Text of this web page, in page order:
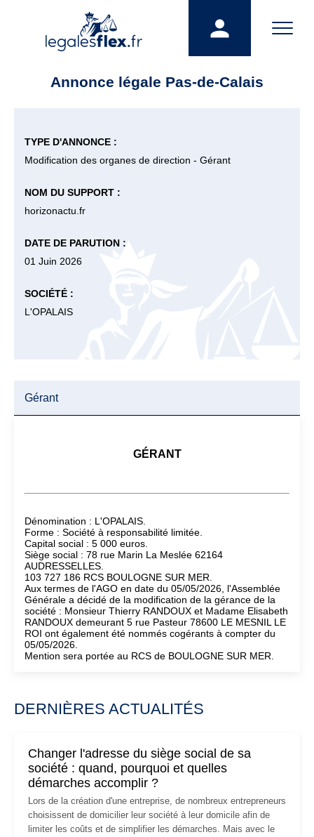
Annonce légale Pas-de-Calais
TYPE D'ANNONCE :
Modification des organes de direction - Gérant
NOM DU SUPPORT :
horizonactu.fr
DATE DE PARUTION :
01 Juin 2026
SOCIÉTÉ :
L'OPALAIS
Gérant
GÉRANT
Dénomination : L'OPALAIS.
Forme : Société à responsabilité limitée.
Capital social : 5 000 euros.
Siège social : 78 rue Marin La Meslée 62164
AUDRESSELLES.
103 727 186 RCS BOULOGNE SUR MER.
Aux termes de l'AGO en date du 05/05/2026, l'Assemblée
Générale a décidé de la modification de la gérance de la
société : Monsieur Thierry RANDOUX et Madame Elisabeth
RANDOUX demeurant 5 rue Pasteur 78600 LE MESNIL LE
ROI ont également été nommés cogérants à compter du
05/05/2026.
Mention sera portée au RCS de BOULOGNE SUR MER.
DERNIÈRES ACTUALITÉS
Changer l'adresse du siège social de sa
société : quand, pourquoi et quelles
démarches accomplir ?
Lors de la création d'une entreprise, de nombreux entrepreneurs
choisissent de domicilier leur société à leur domicile afin de
limiter les coûts et de simplifier les démarches. Mais avec le